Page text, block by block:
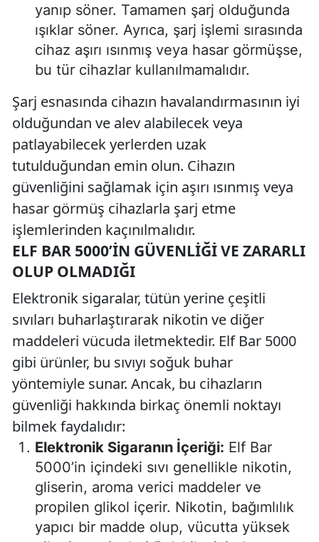
yanıp söner. Tamamen şarj olduğunda
ışıklar söner. Ayrıca, şarj işlemi sırasında
cihaz aşırı ısınmış veya hasar görmüşse,
bu tür cihazlar kullanılmamalıdır.
Şarj esnasında cihazın havalandırmasının iyi
olduğundan ve alev alabilecek veya
patlayabilecek yerlerden uzak
tutulduğundan emin olun. Cihazın
güvenliğini sağlamak için aşırı ısınmış veya
hasar görmüş cihazlarla şarj etme
işlemlerinden kaçınılmalıdır.
ELF BAR 5000’IN GÜVENLIĞI VE ZARARLI
OLUP OLMADIĞI
Elektronik sigaralar, tütün yerine çeşitli
sıvıları buharlaştırarak nikotin ve diğer
maddeleri vücuda iletmektedir. Elf Bar 5000
gibi ürünler, bu sıvıyı soğuk buhar
yöntemiyle sunar. Ancak, bu cihazların
güvenliği hakkında birkaç önemli noktayı
bilmek faydalıdır:
Elektronik Sigaranın İçeriği: Elf Bar
5000’in içindeki sıvı genellikle nikotin,
gliserin, aroma verici maddeler ve
propilen glikol içerir. Nikotin, bağımlılık
yapıcı bir madde olup, vücutta yüksek